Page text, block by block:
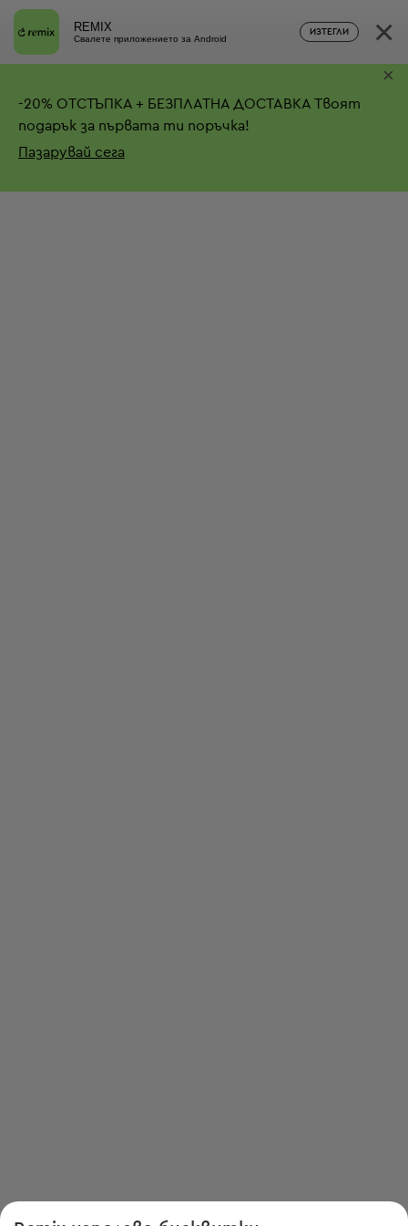
REMIX
Свалете приложението за Android
ИЗТЕГЛИ ×
-20% ОТСТЪПКА + БЕЗПЛАТНА ДОСТАВКА Твоят
подарък за първата ти поръчка!
Пазарувай сега
×